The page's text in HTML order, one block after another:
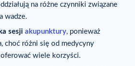
na różne czynniki związane
wadze.
sesji akupunktury, ponieważ
choć różni się od medycyny
wiele korzyści.